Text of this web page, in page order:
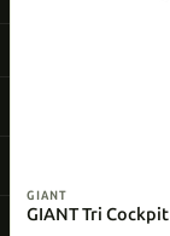
GIANT
GIANT Tri